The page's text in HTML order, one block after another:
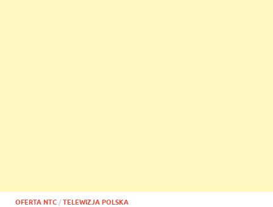
OFERTA NTC / TELEWIZJA POLSKA